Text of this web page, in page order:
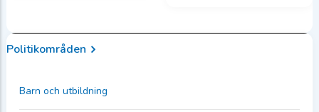
Politikområden
Barn och utbildning